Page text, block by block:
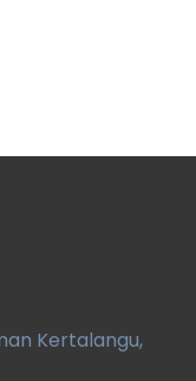
Kertalangu,